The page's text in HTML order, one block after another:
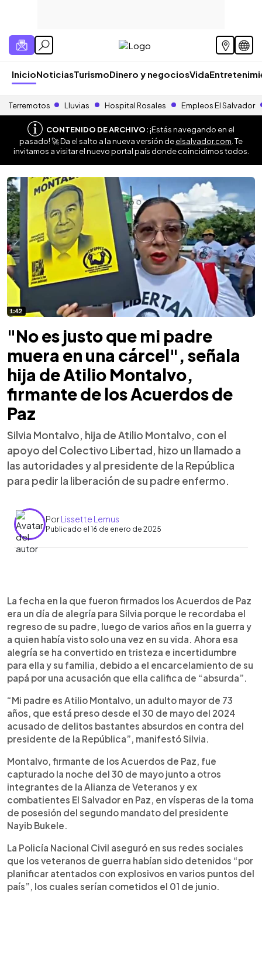
InicioNoticiasTurismoDinero y negociosVida
Terremotos Lluvias Hospital Rosales Empleos El Salvador
CONTENIDO DE ARCHIVO:¡Estás navegando en el
pasado! 🚀 Da el salto a la nueva versión deelsalvador.com . Te
invitamos a visitar el nuevo portal país donde coincidimos todos.
"No es justo que mi padre
muera en una cárcel", señala
hija de Atilio Montalvo,
firmante de los Acuerdos de
Paz
Silvia Montalvo, hija de Atilio Montalvo, con el
apoyo del Colectivo Libertad, hizo un llamado a
las autoridades y al presidente de la República
para pedir la liberación de su padre enfermo.
PorLissette Lemus
Publicado el 16 de enero de 2025
► Escuchar artículo
La fecha en la que fueron firmados los Acuerdos de Paz
era un día de alegría para Silvia porque le recordaba el
regreso de su padre, luego de varios años en la guerra y
a quien había visto solo una vez en su vida. Ahora esa
alegría se ha convertido en tristeza e incertidumbre
para ella y su familia, debido a el encarcelamiento de su
papá por una acusación que ella califica de “absurda”.
“Mi padre es Atilio Montalvo, un adulto mayor de 73
años, que está preso desde el 30 de mayo del 2024
acusado de delitos bastantes absurdos en contra del
presidente de la República”, manifestó Silvia.
Montalvo, firmante de los Acuerdos de Paz, fue
capturado la noche del 30 de mayo junto a otros
integrantes de la Alianza de Veteranos y ex
combatientes El Salvador en Paz, en vísperas de la toma
de posesión del segundo mandato del presidente
Nayib Bukele.
La Policía Nacional Civil aseguró en sus redes sociales
que los veteranos de guerra habían sido detenidos “por
planificar atentados con explosivos en varios puntos del
país”, los cuales serían cometidos el 01 de junio.